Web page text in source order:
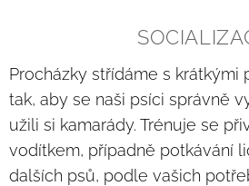
Procházky střídáme s krátkými
tak, aby se naši psíci správně
užili si kamarády. Trénuje se
vodítkem, případně potkávání
dalších psů, podle vašich